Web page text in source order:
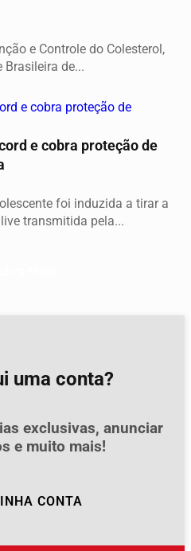
e Controle do Colesterol,
de...
e cobra proteção de
foi induzida a tirar a
transmitida pela...
uma conta?
exclusivas, anunciar
e muito mais!
CONTA